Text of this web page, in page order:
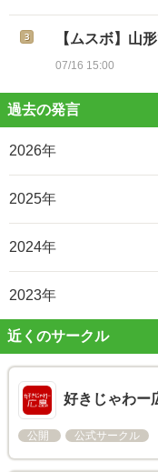
【ムスボ】山
07/16 15:00
過去の発言
2026年
2025年
2024年
2023年
近くのサークル
好きじゃわー
公開 公式サークル